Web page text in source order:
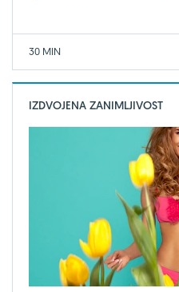
30 MIN
IZDVOJENA ZANIMLJIVOST